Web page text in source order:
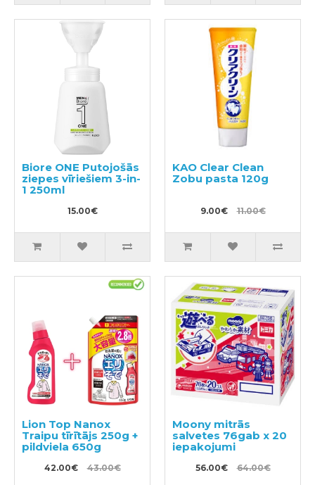
Biore ONE Putojošās
ziepes vīriešiem 3-in-
1 250ml
15.00€
KAO Clear Clean
Zobu pasta 120g
9.00€ 11.00€
Lion Top Nanox
Traipu tīrītājs 250g +
pildviela 650g
42.00€ 43.00€
Moony mitrās
salvetes 76gab x 20
iepakojumi
56.00€ 64.00€